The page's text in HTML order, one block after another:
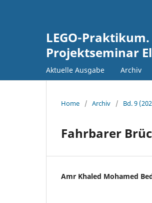
LEGO-
Projektseminar
Aktuelle Ausgabe Archiv
Home / Archiv / Bd. 9
Fahrbarer
Amr Khaled Mohamed